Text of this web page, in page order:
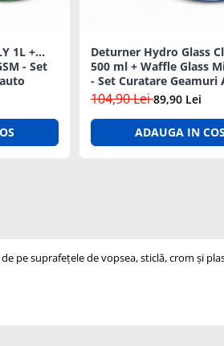
1L +
- Set
Deturner Hydro Glass
500 ml + Waffle Glass
- Set Curatare Geamuri
104,90 Lei89,90 Lei
ADAUGA IN
pe suprafețele de vopsea, sticlă, crom și